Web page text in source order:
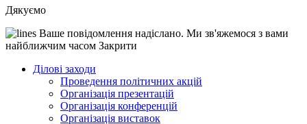
Дякуємо
Ваше повідомлення надіслано. Ми зв'яжемося з вами
найближчим часом Закрити
Ділові заходи
Проведення політичних акцій
Oрганізація презентацій
Організація конференцій
Організація виставок